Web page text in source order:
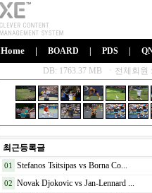
Home | BOARD PDS
최근등록글
01 Stefanos Tsitsipas vs Borna Co...
02 Novak Djokovic vs Jan-Lennard ...